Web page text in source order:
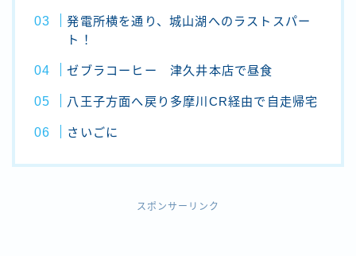
発電所横を通り、城山湖へのラストスパー
ト！
ゼブラコーヒー 津久井本店で昼食
八王子方面へ戻り多摩川CR経由で自走帰宅
さいごに
スポンサーリンク